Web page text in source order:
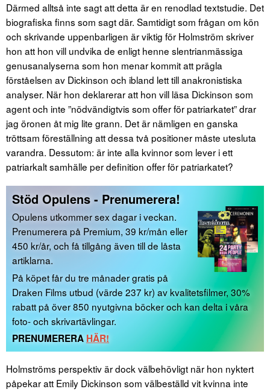
Därmed alltså inte sagt att detta är en renodlad textstudie. Det
biografiska finns som sagt där. Samtidigt som frågan om kön
och skrivande uppenbarligen är viktig för Holmström skriver
hon att hon vill undvika de enligt henne slentrianmässiga
genusanalyserna som hon menar kommit att prägla
förståelsen av Dickinson och ibland lett till anakronistiska
analyser. När hon deklarerar att hon vill läsa Dickinson som
agent och inte ”nödvändigtvis som offer för patriarkatet” drar
jag öronen åt mig lite grann. Det är nämligen en ganska
tröttsam föreställning att dessa två positioner måste utesluta
varandra. Dessutom: är inte alla kvinnor som lever i ett
patriarkalt samhälle per definition offer för patriarkatet?
Stöd Opulens - Prenumerera!
Opulens utkommer sex dagar i veckan.
Prenumerera på Premium, 39 kr/mån eller
450 kr/år, och få tillgång även till de låsta
artiklarna.
På köpet får du tre månader gratis på
Draken Films utbud (värde 237 kr) av kvalitetsfilmer, 30%
rabatt på över 850 nyutgivna böcker och kan delta i våra
foto- och skrivartävlingar.
PRENUMERERA HÄR!
Holmströms perspektiv är dock välbehövligt när hon nyktert
påpekar att Emily Dickinson som välbeställd vit kvinna inte